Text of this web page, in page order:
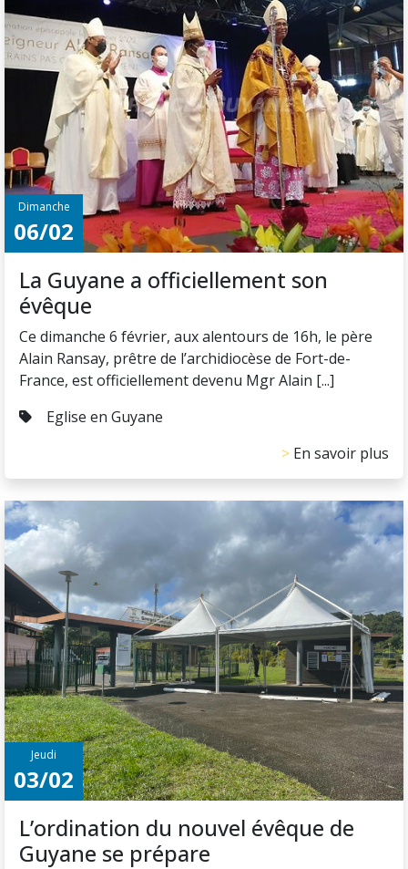
Dimanche
06/02
La Guyane a officiellement son
évêque
Ce dimanche 6 février, aux alentours de 16h, le père
Alain Ransay, prêtre de l’archidiocèse de Fort-de-
France, est officiellement devenu Mgr Alain [...]
Eglise en Guyane
En savoir plus
Jeudi
03/02
L’ordination du nouvel évêque de
Guyane se prépare